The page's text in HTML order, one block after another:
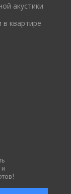
акустики
в квартире